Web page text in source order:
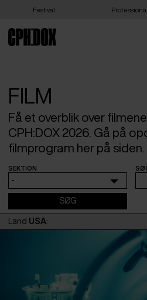
Festival
FILM
Få et overblik over
CPH:DOX 2026. Gå på
filmprogram her på siden.
SEKTION
-
Land USA: